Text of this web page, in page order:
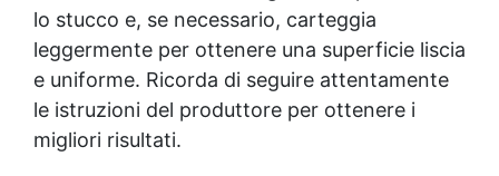
lo stucco e, se necessario, carteggia
leggermente per ottenere una superficie liscia
e uniforme. Ricorda di seguire attentamente
le istruzioni del produttore per ottenere i
migliori risultati.